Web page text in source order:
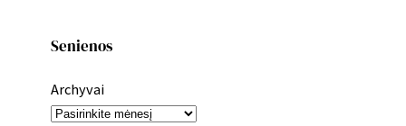
Senienos
Archyvai